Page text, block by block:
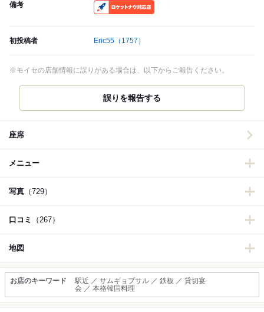
備考
初投稿者 Eric55 （1757）
※モイセの店舗情報に誤りがある場合は、以下からご報告ください。
誤りを報告する
座席
メニュー
写真 （729）
口コミ （267）
地図
お店のキーワード
駅近 ／ サムギョプサル ／ 鉄板 ／ 貸切宴
会 ／ 本格韓国料理